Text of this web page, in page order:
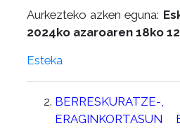
Aurkezteko azken eguna:
2024ko azaroaren 18ko
Esteka
BERRESKURATZE-
ERAGINKORTASUN